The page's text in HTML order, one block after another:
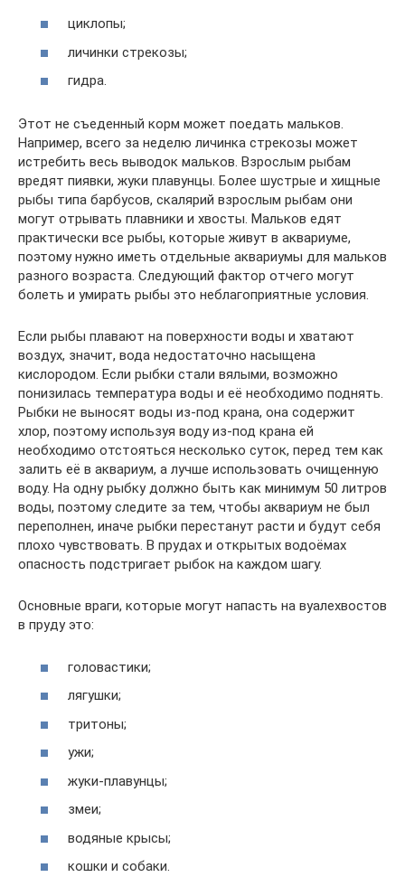
циклопы;
личинки стрекозы;
гидра.
Этот не съеденный корм может поедать мальков.
Например, всего за неделю личинка стрекозы может
истребить весь выводок мальков. Взрослым рыбам
вредят пиявки, жуки плавунцы. Более шустрые и хищные
рыбы типа барбусов, скалярий взрослым рыбам они
могут отрывать плавники и хвосты. Мальков едят
практически все рыбы, которые живут в аквариуме,
поэтому нужно иметь отдельные аквариумы для мальков
разного возраста. Следующий фактор отчего могут
болеть и умирать рыбы это неблагоприятные условия.
Если рыбы плавают на поверхности воды и хватают
воздух, значит, вода недостаточно насыщена
кислородом. Если рыбки стали вялыми, возможно
понизилась температура воды и её необходимо поднять.
Рыбки не выносят воды из-под крана, она содержит
хлор, поэтому используя воду из-под крана ей
необходимо отстояться несколько суток, перед тем как
залить её в аквариум, а лучше использовать очищенную
воду. На одну рыбку должно быть как минимум 50 литров
воды, поэтому следите за тем, чтобы аквариум не был
переполнен, иначе рыбки перестанут расти и будут себя
плохо чувствовать. В прудах и открытых водоёмах
опасность подстригает рыбок на каждом шагу.
Основные враги, которые могут напасть на вуалехвостов
в пруду это:
головастики;
лягушки;
тритоны;
ужи;
жуки-плавунцы;
змеи;
водяные крысы;
кошки и собаки.